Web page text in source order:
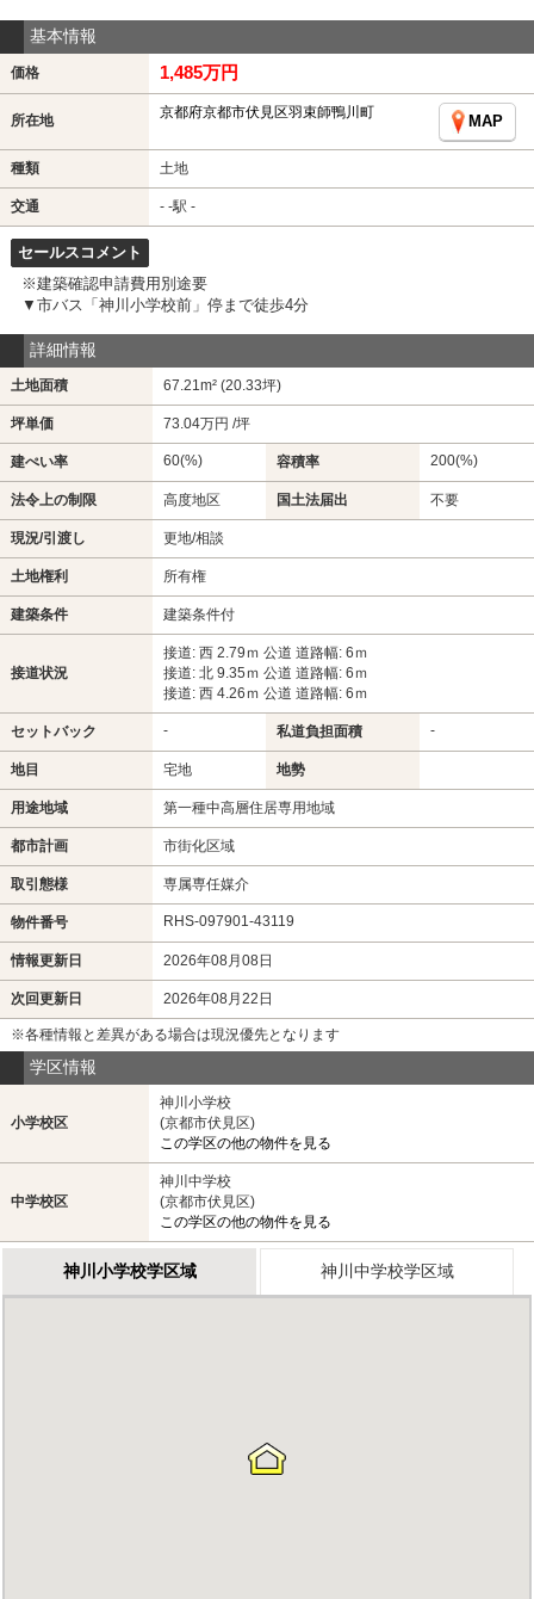
基本情報
価格 1,485万円
所在地 京都府京都市伏見区羽束師鴨川町
MAP
種類 土地
交通 - -駅 -
セールスコメント
※建築確認申請費用別途要
▼市バス「神川小学校前」停まで徒歩4分
詳細情報
土地面積 67.21m² (20.33坪)
坪単価 73.04万円 /坪
建ぺい率 60(%) 容積率 200(%)
法令上の制限 高度地区 国土法届出 不要
現況/引渡し 更地/相談
土地権利 所有権
建築条件 建築条件付
接道状況
接道: 西 2.79ｍ 公道 道路幅: 6ｍ
接道: 北 9.35ｍ 公道 道路幅: 6ｍ
接道: 西 4.26ｍ 公道 道路幅: 6ｍ
セットバック - 私道負担面積 -
地目 宅地 地勢
用途地域 第一種中高層住居専用地域
都市計画 市街化区域
取引態様 専属専任媒介
物件番号 RHS-097901-43119
情報更新日 2026年08月08日
次回更新日 2026年08月22日
※各種情報と差異がある場合は現況優先となります
学区情報
小学校区
神川小学校
(京都市伏見区)
この学区の他の物件を見る
中学校区
神川中学校
(京都市伏見区)
この学区の他の物件を見る
神川小学校学区域 神川中学校学区域